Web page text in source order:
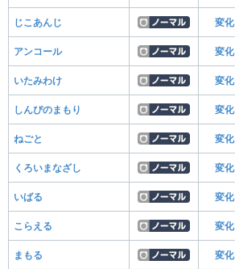
じこあんじ 変化
アンコール 変化
いたみわけ 変化
しんぴのまもり 変化
ねごと 変化
くろいまなざし 変化
いばる 変化
こらえる 変化
まもる 変化